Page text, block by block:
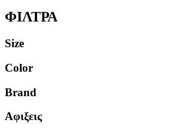
ΦΙΛΤΡΑ
Size
Color
Brand
Αφιξεις